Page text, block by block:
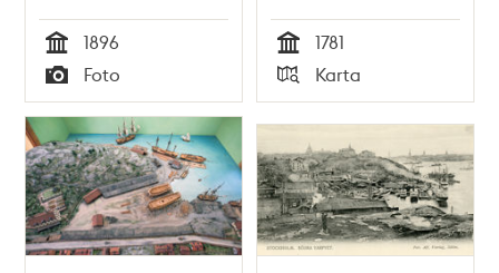
Tid
1896
Typ
Foto Tid
1781
Typ
Karta